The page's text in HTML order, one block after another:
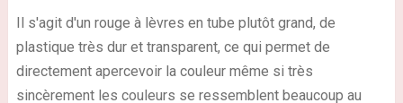
Il s'agit d'un rouge à lèvres en tube plutôt grand, de
plastique très dur et transparent, ce qui permet de
directement apercevoir la couleur même si très
sincèrement les couleurs se ressemblent beaucoup au